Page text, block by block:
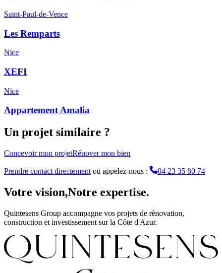
Saint-Paul-de-Vence
Les Remparts
Nice
XEFI
Nice
Appartement Amalia
Un projet similaire ?
Concevoir mon projetRénover mon bien
Prendre contact directement ou appelez-nous : 04 23 35 80 74
Votre vision,Notre expertise.
Quintesens Group accompagne vos projets de rénovation,
construction et investissement sur la Côte d'Azur.